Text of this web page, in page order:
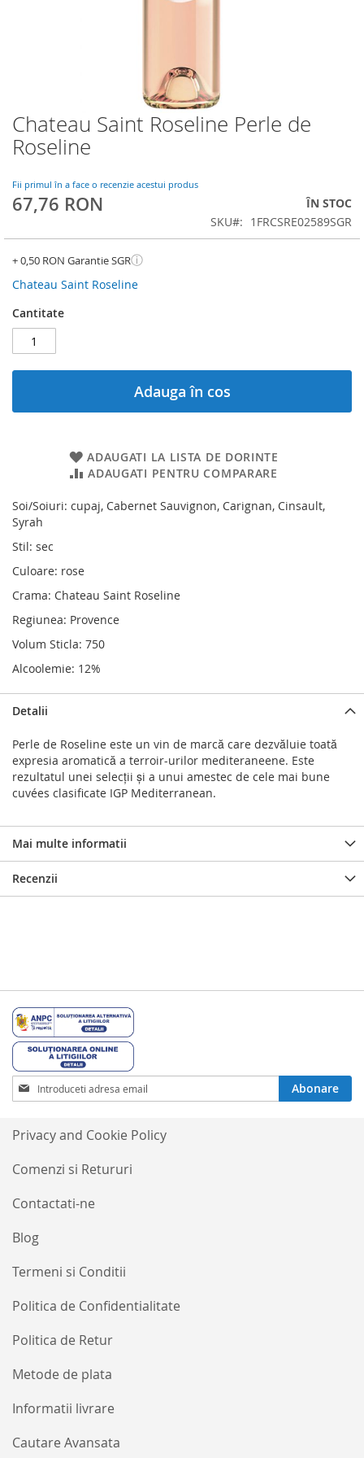
Chateau Saint Roseline Perle de
Roseline
Fii primul în a face o recenzie acestui produs
67,76 RON
ÎN STOC
SKU
1FRCSRE02589SGR
+ 0,50 RON Garantie SGRⓘ
Chateau Saint Roseline
Cantitate
Adauga în cos
ADAUGATI LA LISTA DE DORINTE
ADAUGATI PENTRU COMPARARE
Soi/Soiuri: cupaj, Cabernet Sauvignon, Carignan, Cinsault,
Syrah
Stil: sec
Culoare: rose
Crama: Chateau Saint Roseline
Regiunea: Provence
Volum Sticla: 750
Alcoolemie: 12%
Skip
to
the
of
the
images
Detalii
Perle de Roseline este un vin de marcă care dezvăluie toată
expresia aromatică a terroir-urilor mediteraneene. Este
rezultatul unei selecții și a unui amestec de cele mai bune
cuvées clasificate IGP Mediterranean.
Mai multe informatii
Recenzii
Termeni si Conditii
Politica de Confidentialitate
Politica de Retur
Metode de plata
Informatii livrare
Cautare Avansata
Privacy and Cookie Policy
Comenzi si Retururi
Contactati-ne
Blog
Inscrieti-
va
Buletinele
noastre
informative
Abonare